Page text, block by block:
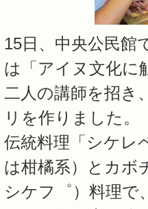
15日、中央公民館
は「アイヌ文化に
二人の講師を招き
リを作りました。
伝統料理「シケレ
は柑橘系）とカボ
シケフ゜）料理で